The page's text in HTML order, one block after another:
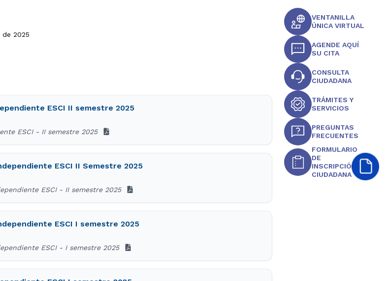
de 2025
ESCI II semestre 2025
ESCI - II semestre 2025
ESCI II Semestre 2025
ESCI - II semestre 2025
ESCI I semestre 2025
ESCI - I semestre 2025
VENTANILLA
ÚNICA VIRTUAL
AGENDE AQUÍ
SU CITA
CONSULTA
CIUDADANA
TRÁMITES Y
SERVICIOS
PREGUNTAS
FRECUENTES
FORMULARIO
DE
INSCRIPCIÓN
CIUDADANA